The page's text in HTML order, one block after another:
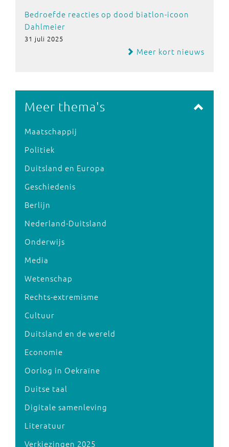
Bedroefde reacties op dood biatlon-icoon
Dahlmeier
31 juli 2025
Meer kort nieuws
Meer thema's
Maatschappij
Politiek
Duitsland en Europa
Geschiedenis
Berlijn
Nederland-Duitsland
Onderwijs
Media
Wetenschap
Rechts-extremisme
Cultuur
Duitsland en de wereld
Economie
Oorlog in Oekraïne
Duitse taal
Digitale samenleving
Literatuur
Verkiezingen 2025